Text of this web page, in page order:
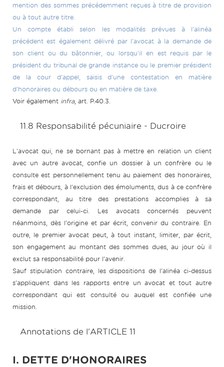
mention des sommes précédemment reçues à titre de provision
ou à tout autre titre.
Un compte établi selon les modalités prévues à l'alinéa
précédent est également délivré par l'avocat à la demande de
son client ou du bâtonnier, ou lorsqu'il en est requis par le
président du tribunal de grande instance ou le premier président
de la cour d'appel, saisis d'une contestation en matière
d'honoraires ou débours ou en matière de taxe.
Voir également infra, art. P.40.3.
11.8 Responsabilité pécuniaire - Ducroire
L'avocat qui, ne se bornant pas à mettre en relation un client
avec un autre avocat, confie un dossier à un confrère ou le
consulte est personnellement tenu au paiement des honoraires,
frais et débours, à l'exclusion des émoluments, dus à ce confrère
correspondant, au titre des prestations accomplies à sa
demande par celui-ci. Les avocats concernés peuvent
néanmoins, dès l'origine et par écrit, convenir du contraire. En
outre, le premier avocat peut, à tout instant, limiter, par écrit,
son engagement au montant des sommes dues, au jour où il
exclut sa responsabilité pour l'avenir.
Sauf stipulation contraire, les dispositions de l'alinéa ci-dessus
s'appliquent dans les rapports entre un avocat et tout autre
correspondant qui est consulté ou auquel est confiée une
mission.
Annotations de l'ARTICLE 11
I. DETTE D'HONORAIRES